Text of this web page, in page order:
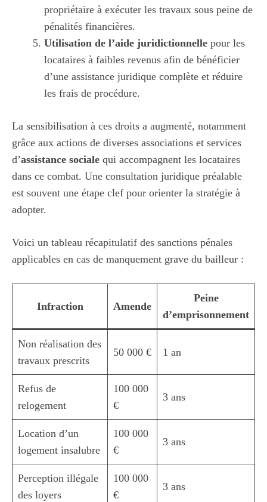
propriétaire à exécuter les travaux sous peine de
pénalités financières.
Utilisation de l’aide juridictionnelle pour les
locataires à faibles revenus afin de bénéficier
d’une assistance juridique complète et réduire
les frais de procédure.
La sensibilisation à ces droits a augmenté, notamment
grâce aux actions de diverses associations et services
d’assistance sociale qui accompagnent les locataires
dans ce combat. Une consultation juridique préalable
est souvent une étape clef pour orienter la stratégie à
adopter.
Voici un tableau récapitulatif des sanctions pénales
applicables en cas de manquement grave du bailleur :
Infraction Amende
Peine
d’emprisonnement
Non réalisation des
travaux prescrits
50 000 € 1 an
Refus de
relogement
100 000
€
3 ans
Location d’un
logement insalubre
100 000
€
3 ans
Perception illégale
des loyers
100 000
€
3 ans